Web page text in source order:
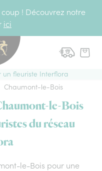
! Découvrez notre
ici
un fleuriste Interflora
Chaumont-le-Bois
le-Bois
du réseau
le-Bois pour une